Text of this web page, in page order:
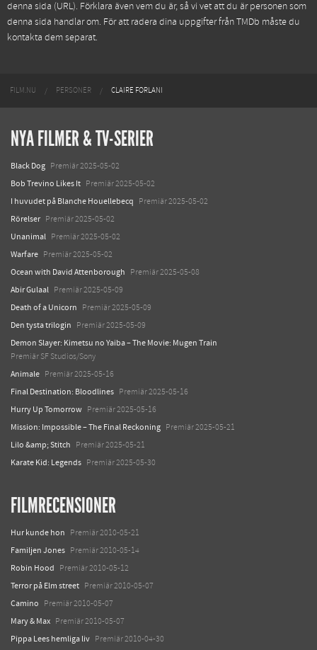
denna sida (URL). Förklara även vem du är, så vi vet att du är personen som
denna sida handlar om. För att radera dina uppgifter från TMDb måste du
kontakta dem separat.
FILM.NU PERSONER CLAIRE FORLANI
NYA FILMER & TV-SERIER
Black Dog Premiär 2025-05-02
Bob Trevino Likes It Premiär 2025-05-02
I huvudet på Blanche Houellebecq Premiär 2025-05-02
Rörelser Premiär 2025-05-02
Unanimal Premiär 2025-05-02
Warfare Premiär 2025-05-02
Ocean with David Attenborough Premiär 2025-05-08
Abir Gulaal Premiär 2025-05-09
Death of a Unicorn Premiär 2025-05-09
Den tysta trilogin Premiär 2025-05-09
Demon Slayer: Kimetsu no Yaiba – The Movie: Mugen Train
Premiär SF Studios/Sony
Animale Premiär 2025-05-16
Final Destination: Bloodlines Premiär 2025-05-16
Hurry Up Tomorrow Premiär 2025-05-16
Mission: Impossible – The Final Reckoning Premiär 2025-05-21
Lilo &amp; Stitch Premiär 2025-05-21
Karate Kid: Legends Premiär 2025-05-30
FILMRECENSIONER
Hur kunde hon Premiär 2010-05-21
Familjen Jones Premiär 2010-05-14
Robin Hood Premiär 2010-05-12
Terror på Elm street Premiär 2010-05-07
Camino Premiär 2010-05-07
Mary & Max Premiär 2010-05-07
Pippa Lees hemliga liv Premiär 2010-04-30